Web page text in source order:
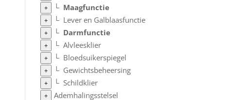
+ └ Maagfunctie
+ └ Lever en Galblaasfunctie
+ └ Darmfunctie
+ └ Alvleesklier
+ └ Bloedsuikerspiegel
+ └ Gewichtsbeheersing
+ └ Schildklier
+ Ademhalingsstelsel